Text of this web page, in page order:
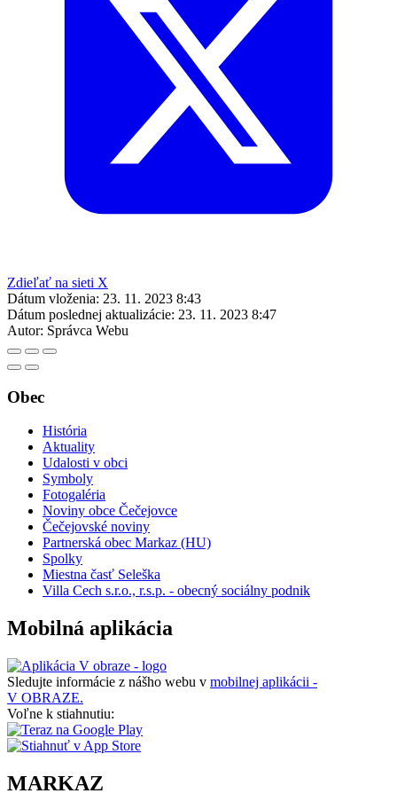
Zdieľať na sieti X
Dátum vloženia: 23. 11. 2023 8:43
Dátum poslednej aktualizácie: 23. 11. 2023 8:47
Autor: Správca Webu
Obec
História
Aktuality
Udalosti v obci
Symboly
Fotogaléria
Noviny obce Čečejovce
Čečejovské noviny
Partnerská obec Markaz (HU)
Spolky
Miestna časť Seleška
Villa Cech s.r.o., r.s.p. - obecný sociálny podnik
Mobilná aplikácia
Sledujte informácie z nášho webu v mobilnej aplikácii -
V OBRAZE.
Voľne k stiahnutiu:
MARKAZ